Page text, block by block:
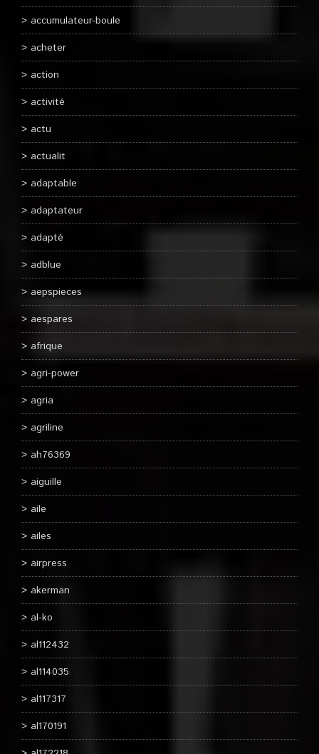
accumulateur-boule
acheter
action
activité
actu
actualit
adaptable
adaptateur
adapté
adblue
aepspieces
aespares
afrique
agri-power
agria
agriline
ah76369
aiguille
aile
ailes
airpress
akerman
al-ko
al112432
al114035
al117317
al170191